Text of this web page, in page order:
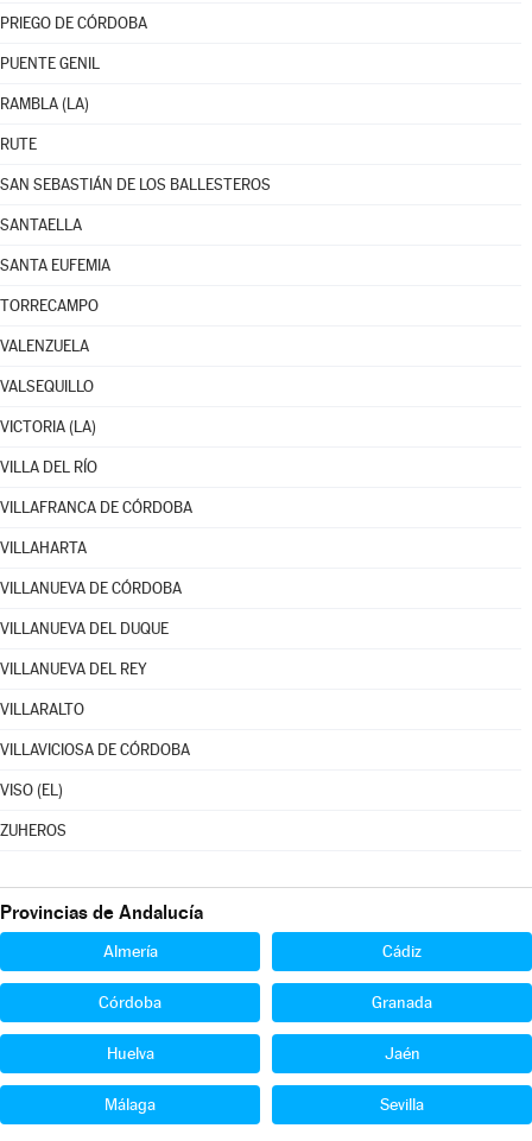
PRIEGO DE CÓRDOBA
PUENTE GENIL
RAMBLA (LA)
RUTE
SAN SEBASTIÁN DE LOS BALLESTEROS
SANTAELLA
SANTA EUFEMIA
TORRECAMPO
VALENZUELA
VALSEQUILLO
VICTORIA (LA)
VILLA DEL RÍO
VILLAFRANCA DE CÓRDOBA
VILLAHARTA
VILLANUEVA DE CÓRDOBA
VILLANUEVA DEL DUQUE
VILLANUEVA DEL REY
VILLARALTO
VILLAVICIOSA DE CÓRDOBA
VISO (EL)
ZUHEROS
Provincias de Andalucía
Almería Cádiz
Córdoba Granada
Huelva Jaén
Málaga Sevilla